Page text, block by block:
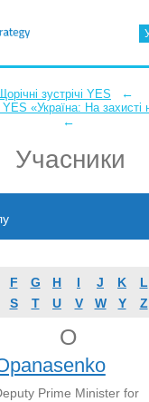
зустрічі YES ←
«Україна: На захисті
←
Учасники
F G H I J K L
S T U V W Y Z
O
Prime Minister for